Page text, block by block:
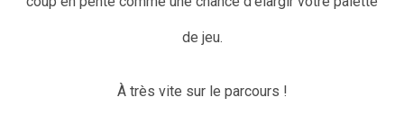
de jeu.
À très vite sur le parcours !